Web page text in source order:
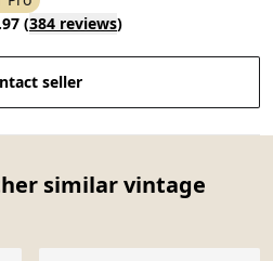
(384 reviews)
seller
similar vintage